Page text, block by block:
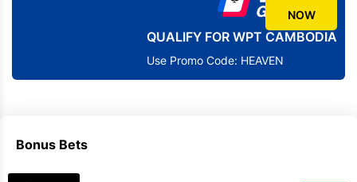
QUALIFY FOR WPT CAMBODIA
Use Promo Code: HEAVEN
NOW
Bonus Bets